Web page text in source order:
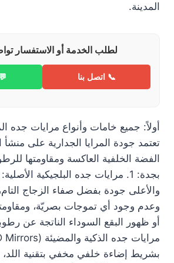
المدينة.
لطلب الخدمة أو الاستفسار
📞 اتصل بنا
أولاً: جميع خامات وأنواع مرايات جده
تعتمد جودة المرايا الجدارية على منشأ
الفضة الخلفية العاكسة ومقاومتها
بجدة: 1. مرايات جده البلجيكية
والأعلى جودة بفضل صفاء الزجاج
وعدم وجود أي تموجات بصريّة،
بشريط إضاءة خلفي مخفي بتقنية